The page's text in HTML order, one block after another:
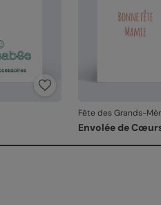
Fête des Grands-
Envolée de